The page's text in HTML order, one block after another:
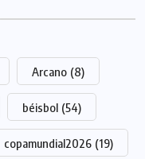
Arcano (8)
béisbol (54)
copamundial2026 (19)